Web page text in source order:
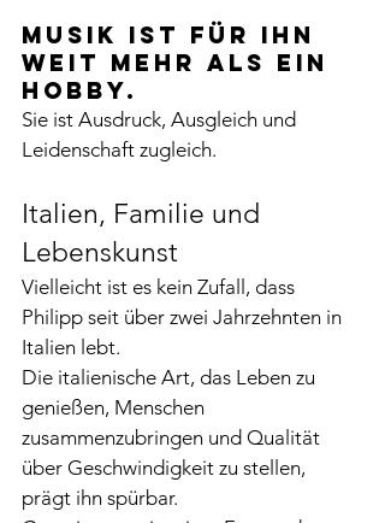
Musik ist für ihn
weit mehr als ein
Hobby.
Sie ist Ausdruck, Ausgleich und
Leidenschaft zugleich.
Italien, Familie und
Lebenskunst
Vielleicht ist es kein Zufall, dass
Philipp seit über zwei Jahrzehnten in
Italien lebt.
Die italienische Art, das Leben zu
genießen, Menschen
zusammenzubringen und Qualität
über Geschwindigkeit zu stellen,
prägt ihn spürbar.